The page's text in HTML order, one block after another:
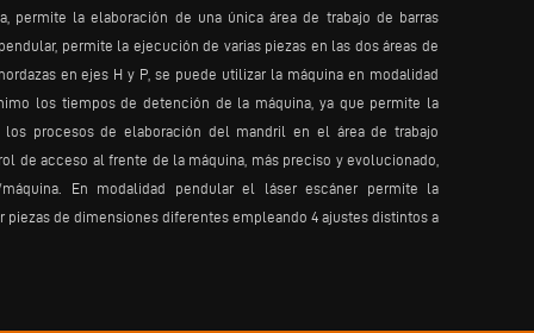
permite la elaboración de una única área de trabajo de barras
permite la ejecución de varias piezas en las dos áreas de
en ejes H y P, se puede utilizar la máquina en modalidad
los tiempos de detención de la máquina, ya que permite la
procesos de elaboración del mandril en el área de trabajo
de acceso al frente de la máquina, más preciso y evolucionado,
En modalidad pendular el láser escáner permite la
piezas de dimensiones diferentes empleando 4 ajustes distintos a